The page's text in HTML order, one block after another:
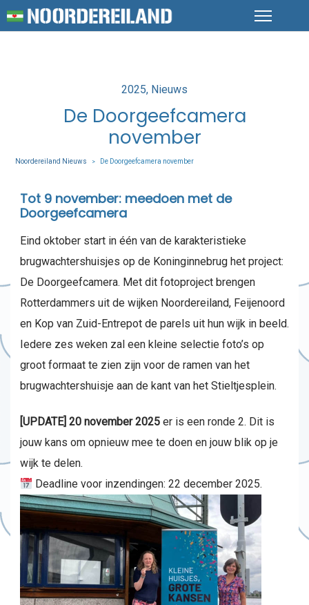
Posted
2025 Nieuws
De Doorgeefcamera
november
Noordereiland Nieuws > De Doorgeefcamera november
Tot 9 november: meedoen met de
Doorgeefcamera
Eind oktober start in één van de karakteristieke
brugwachtershuisjes op de Koninginnebrug het project:
De Doorgeefcamera. Met dit fotoproject brengen
Rotterdammers uit de wijken Noordereiland, Feijenoord
en Kop van Zuid-Entrepot de parels uit hun wijk in beeld.
Iedere zes weken zal een kleine selectie foto’s op
groot formaat te zien zijn voor de ramen van het
brugwachtershuisje aan de kant van het Stieltjesplein.
[UPDATE] 20 november 2025 er is een ronde 2. Dit is
jouw kans om opnieuw mee te doen en jouw blik op je
wijk te delen.
Deadline voor inzendingen: 22 december 2025.